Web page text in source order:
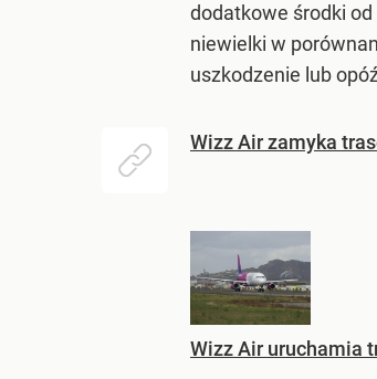
dodatkowe środki od
niewielki w
uszkodzenie lub
Wizz Air zamyka
Wizz Air uruchamia